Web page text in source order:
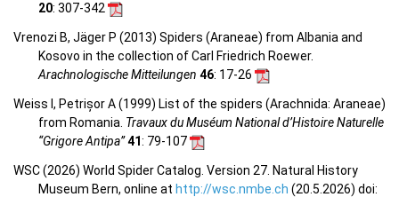
20: 307-342
Vrenozi B, Jäger P (2013) Spiders (Araneae) from Albania and
Kosovo in the collection of Carl Friedrich Roewer.
Arachnologische Mitteilungen 46: 17-26
Weiss I, Petrișor A (1999) List of the spiders (Arachnida: Araneae)
from Romania. Travaux du Muséum National d’Histoire Naturelle
“Grigore Antipa”41: 79-107
WSC (2026) World Spider Catalog. Version 27. Natural History
Museum Bern, online at http://wsc.nmbe.ch (20.5.2026) doi: